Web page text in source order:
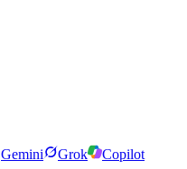
Gemini Grok Copilot